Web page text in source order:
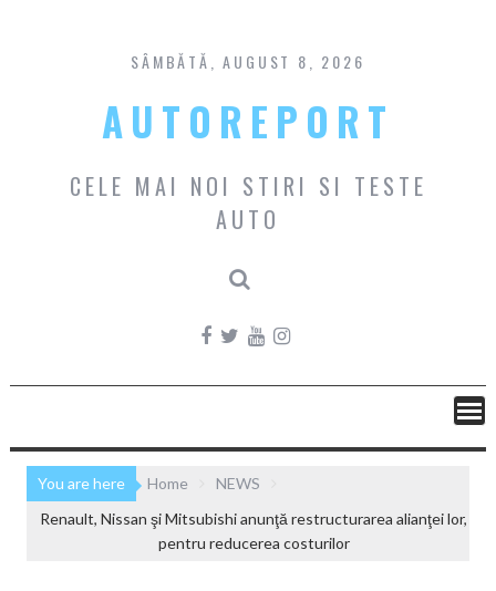
content
SÂMBĂTĂ, AUGUST 8, 2026
AUTOREPORT
CELE MAI NOI STIRI SI TESTE
AUTO
You are here Home
NEWS
Renault, Nissan şi Mitsubishi anunţă restructurarea alianţei lor,
pentru reducerea costurilor